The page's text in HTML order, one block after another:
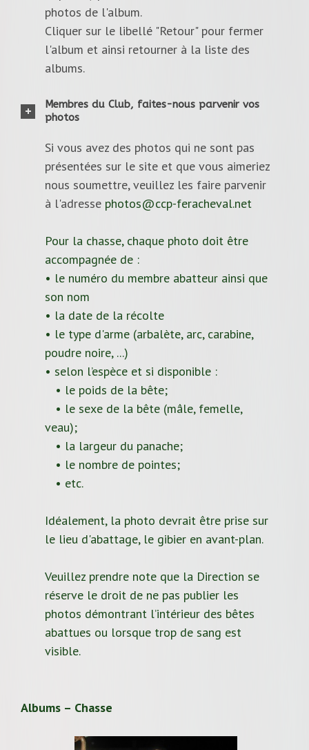
photos de l'album.
Cliquer sur le libellé "Retour" pour fermer
l'album et ainsi retourner à la liste des
albums.
Membres du Club, faites-nous parvenir vos
photos
Si vous avez des photos qui ne sont pas
présentées sur le site et que vous aimeriez
nous soumettre, veuillez les faire parvenir
à l'adresse photos@ccp-feracheval.net
Pour la chasse, chaque photo doit être
accompagnée de :
• le numéro du membre abatteur ainsi que
son nom
• la date de la récolte
• le type d'arme (arbalète, arc, carabine,
poudre noire, ...)
• selon l’espèce et si disponible :
• le poids de la bête;
• le sexe de la bête (mâle, femelle,
veau);
• la largeur du panache;
• le nombre de pointes;
• etc.
Idéalement, la photo devrait être prise sur
le lieu d'abattage, le gibier en avant-plan.
Veuillez prendre note que la Direction se
réserve le droit de ne pas publier les
photos démontrant l’intérieur des bêtes
abattues ou lorsque trop de sang est
visible.
Albums – Chasse